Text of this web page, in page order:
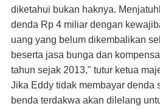
diketahui bukan haknya.
denda Rp 4 miliar dengan
uang yang belum dikembalikan
beserta jasa bunga dan
tahun sejak 2013," tutur ketua
Jika Eddy tidak membayar denda
benda terdakwa akan dilelang